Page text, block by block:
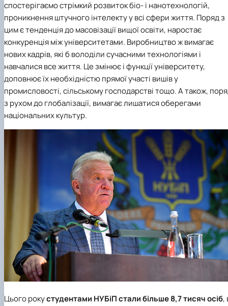
спостерігаємо стрімкий розвиток біо- і нанотехнологій,
проникнення штучного інтелекту у всі сфери життя. Поряд з
цим є тенденція до масовізації вищої освіти, наростає
конкуренція між університетами. Виробництво ж вимагає
нових кадрів, які б володіли сучасними технологіями і
навчалися все життя. Це змінює і функції університету,
доповнює їх необхідністю прямої участі вишів у
промисловості, сільському господарстві тощо. А також,
з рухом до глобалізації, вимагає лишатися оберегами
національних культур.
Цього рокустудентами НУБіПстали більше 8,7 тисяч осіб,